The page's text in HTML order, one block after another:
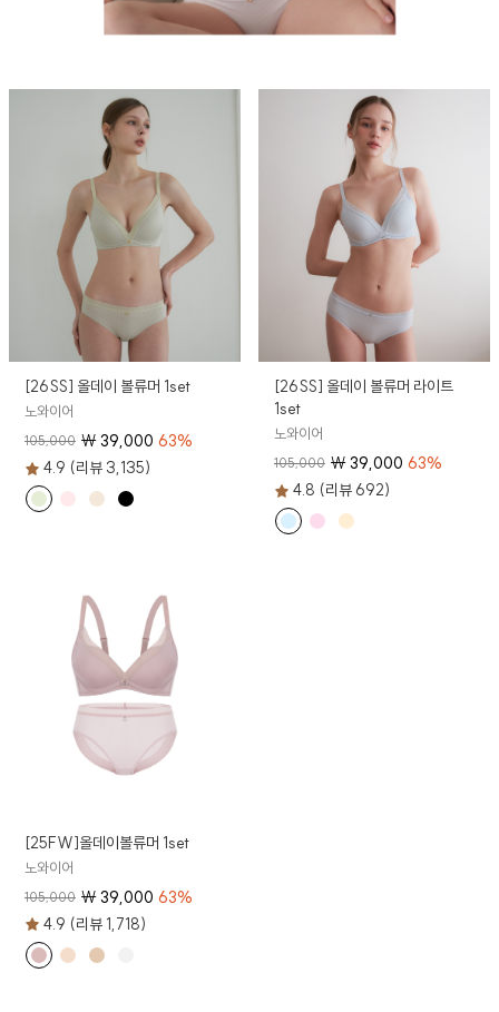
[26SS] 올데이 볼류머 1set
노와이어
105,000 ₩39,000 63%
4.9 (리뷰 3,135)
[26SS] 올데이 볼류머 라이트
1set
노와이어
105,000 ₩39,000 63%
4.8 (리뷰 692)
[25FW]올데이볼류머 1set
노와이어
105,000 ₩39,000 63%
4.9 (리뷰 1,718)